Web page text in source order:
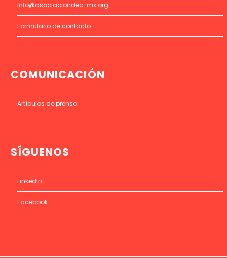
info@asociaciondec-mx.org
Formulario de contacto
COMUNICACIÓN
Artículos de prensa
SÍGUENOS
LinkedIn
Facebook